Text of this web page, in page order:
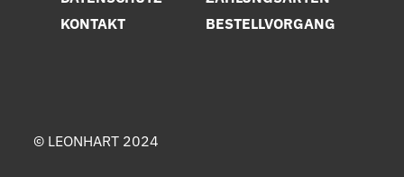
KONTAKT
BESTELLVORGANG
© LEONHART 2024